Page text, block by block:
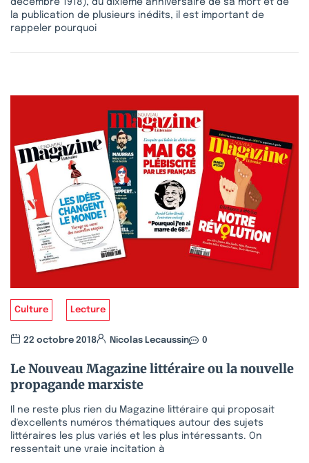
décembre 1918), du dixième anniversaire de sa mort et de
la publication de plusieurs inédits, il est important de
rappeler pourquoi
Culture Lecture
22 octobre 2018 Nicolas Lecaussin 0
Le Nouveau Magazine littéraire ou la nouvelle
propagande marxiste
Il ne reste plus rien du Magazine littéraire qui proposait
d'excellents numéros thématiques autour des sujets
littéraires les plus variés et les plus intéressants. On
ressentait une vraie incitation à